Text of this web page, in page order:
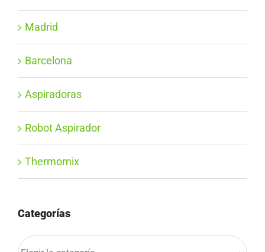
Madrid
Barcelona
Aspiradoras
Robot Aspirador
Thermomix
Categorías
Categorías